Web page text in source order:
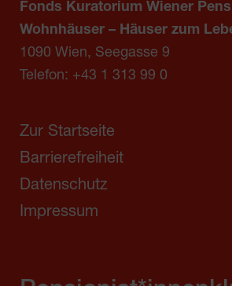
Fonds Kuratorium Wiener
Wohnhäuser – Häuser zum
1090 Wien, Seegasse 9
Telefon: +43 1 313 99 0
Zur Startseite
Barrierefreiheit
Datenschutz
Impressum